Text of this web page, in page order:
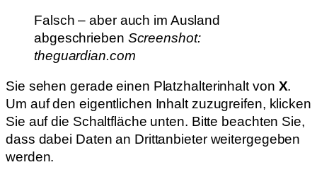
Falsch – aber auch im Ausland
abgeschrieben Screenshot:
theguardian.com
Sie sehen gerade einen Platzhalterinhalt von X.
Um auf den eigentlichen Inhalt zuzugreifen, klicken
Sie auf die Schaltfläche unten. Bitte beachten Sie,
dass dabei Daten an Drittanbieter weitergegeben
werden.